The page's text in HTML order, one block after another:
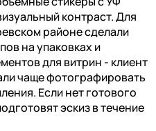
контраст. Для
районе сделали
на упаковках и
для витрин - клиент
чаще фотографировать
Если нет готового
эскиз в течение